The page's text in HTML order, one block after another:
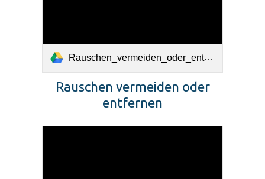
Rauschen_vermeiden_oder_entfernen.pdf
Rauschen vermeiden oder
entfernen